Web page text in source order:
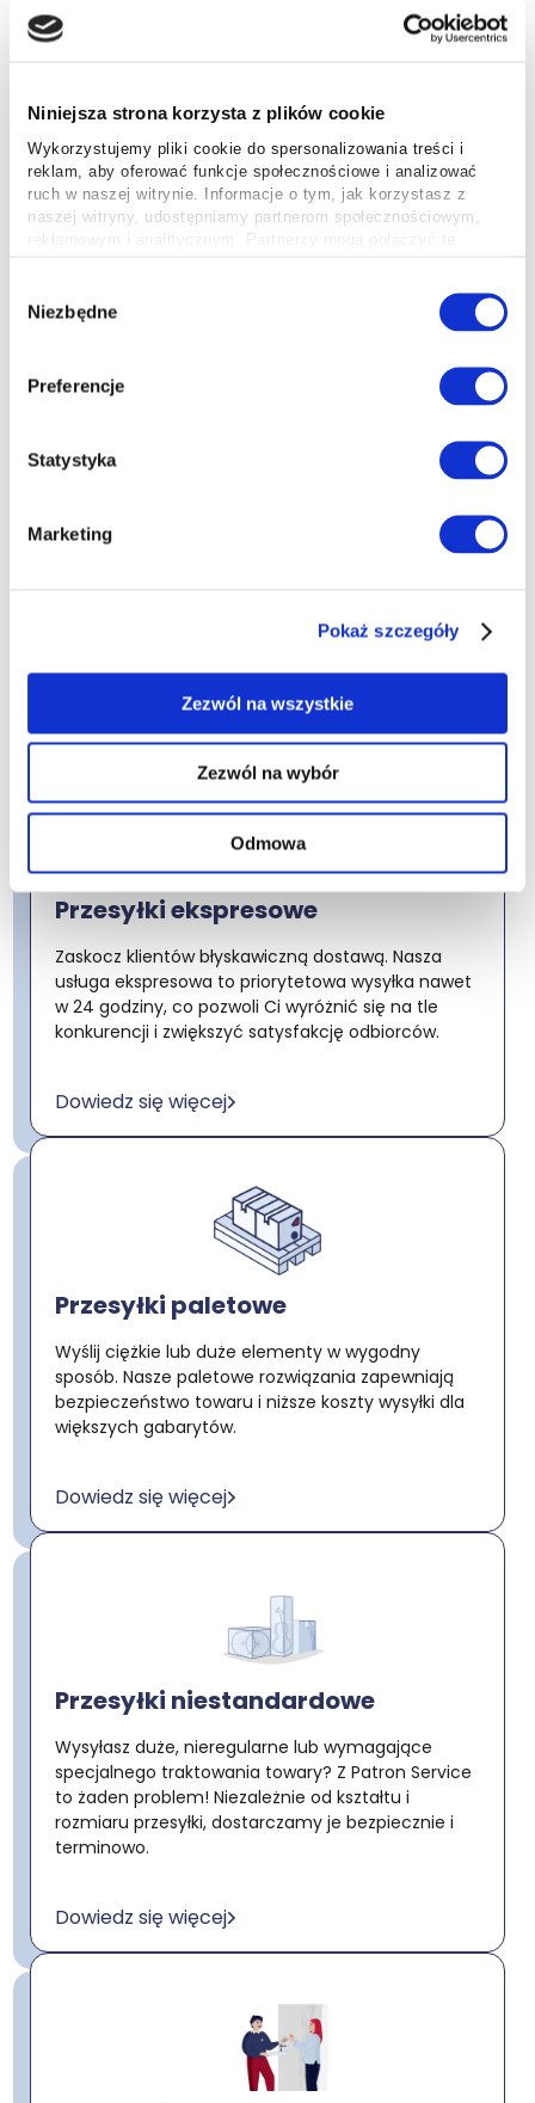
Niniejsza strona korzysta z plików cookie
Wykorzystujemy pliki cookie do spersonalizowania treści i
reklam, aby oferować funkcje społecznościowe i analizować
ruch w naszej witrynie. Informacje o tym, jak korzystasz z
naszej witryny, udostępniamy partnerom społecznościowym,
reklamowym i analitycznym. Partnerzy mogą połączyć te
zgody
Niezbędne
Preferencje
Statystyka
Marketing
Pokaż szczegóły
Zezwól na wszystkie
Zezwól na wybór
Odmowa
Przesyłki krajowe
Zamów kuriera w kilka kliknięć i dostarcz przesyłkę
nawet następnego dnia w całej Polsce. Korzystaj z
preferencyjnych stawek, aby ograniczyć koszty i
zachować najwyższą jakość obsługi.
Dowiedz się więcej
atrakcyjne ceny i wsparcie w odprawach celnych.
Dowiedz się więcej
Przesyłki ekspresowe
Zaskocz klientów błyskawiczną dostawą. Nasza
usługa ekspresowa to priorytetowa wysyłka nawet
w 24 godziny, co pozwoli Ci wyróżnić się na tle
konkurencji i zwiększyć satysfakcję odbiorców.
Dowiedz się więcej
Przesyłki paletowe
Wyślij ciężkie lub duże elementy w wygodny
sposób. Nasze paletowe rozwiązania zapewniają
bezpieczeństwo towaru i niższe koszty wysyłki dla
większych gabarytów.
Dowiedz się więcej
Przesyłki niestandardowe
Wysyłasz duże, nieregularne lub wymagające
specjalnego traktowania towary? Z Patron Service
to żaden problem! Niezależnie od kształtu i
rozmiaru przesyłki, dostarczamy je bezpiecznie i
terminowo.
Dowiedz się więcej